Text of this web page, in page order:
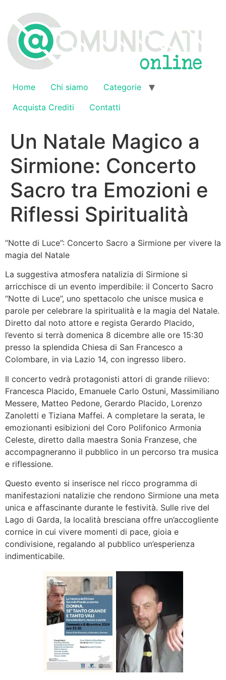
contenuto
Home Chi siamo
Categorie
Acquista Crediti
Contatti
Un Natale Magico a
Sirmione: Concerto
Sacro tra Emozioni e
Riflessi Spiritualità
“Notte di Luce”: Concerto Sacro a Sirmione per vivere la
magia del Natale
La suggestiva atmosfera natalizia di Sirmione si
arricchisce di un evento imperdibile: il Concerto Sacro
“Notte di Luce”, uno spettacolo che unisce musica e
parole per celebrare la spiritualità e la magia del Natale.
Diretto dal noto attore e regista Gerardo Placido,
l’evento si terrà domenica 8 dicembre alle ore 15:30
presso la splendida Chiesa di San Francesco a
Colombare, in via Lazio 14, con ingresso libero.
Il concerto vedrà protagonisti attori di grande rilievo:
Francesca Placido, Emanuele Carlo Ostuni, Massimiliano
Messere, Matteo Pedone, Gerardo Placido, Lorenzo
Zanoletti e Tiziana Maffei. A completare la serata, le
emozionanti esibizioni del Coro Polifonico Armonia
Celeste, diretto dalla maestra Sonia Franzese, che
accompagneranno il pubblico in un percorso tra musica
e riflessione.
Questo evento si inserisce nel ricco programma di
manifestazioni natalizie che rendono Sirmione una meta
unica e affascinante durante le festività. Sulle rive del
Lago di Garda, la località bresciana offre un’accogliente
cornice in cui vivere momenti di pace, gioia e
condivisione, regalando al pubblico un’esperienza
indimenticabile.